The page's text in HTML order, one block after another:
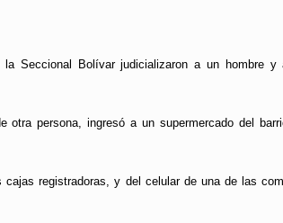
Seccional Bolívar judicializaron a un hombre
persona, ingresó a un supermercado del
registradoras, y del celular de una de las